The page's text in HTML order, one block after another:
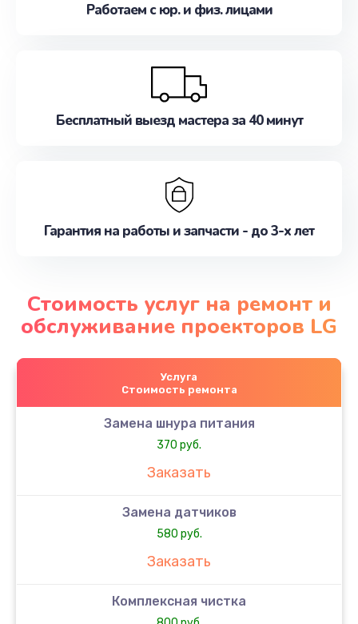
Работаем с юр. и физ. лицами
Бесплатный выезд мастера за 40 минут
Гарантия на работы и запчасти - до 3-х лет
Стоимость услуг на ремонт и
обслуживание проекторов LG
Услуга
Стоимость ремонта
Замена шнура питания
370 руб.
Заказать
Замена датчиков
580 руб.
Заказать
Комплексная чистка